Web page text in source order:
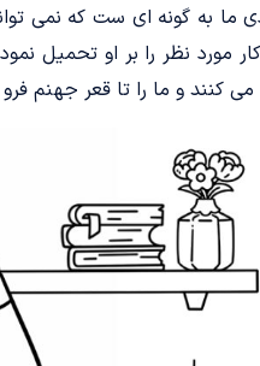
ما به گونه ای ست که نمی
مورد نظر را بر او تحمیل
می کنند و ما را تا قعر جهنم